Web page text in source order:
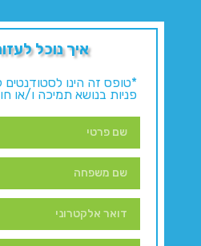
איך נוכל
*טופס זה הינו
פניות בנושא תמיכה ו/או